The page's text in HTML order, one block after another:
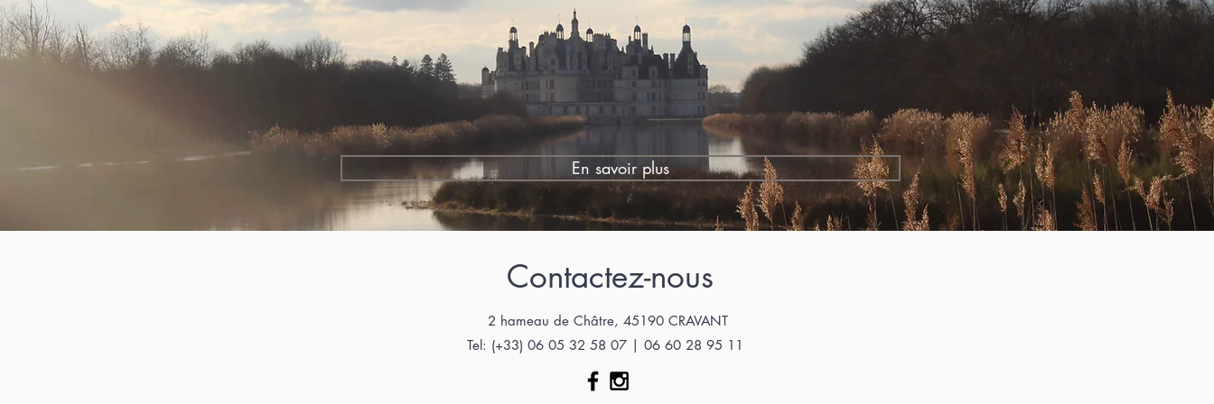
Contactez-nous
2 hameau de Châtre, 45190 CRAVANT
Tel: (+33) 06 05 32 58 07 | 06 60 28 95 11
En savoir plus